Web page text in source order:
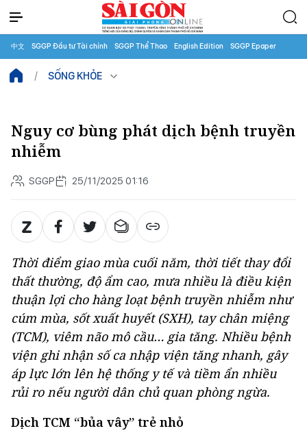
中文 SGGP Đầu tư Tài chính SGGP Thể Thao English Edition SGGP Epaper
SỐNG KHỎE
Nguy cơ bùng phát dịch bệnh truyền
nhiễm
SGGP 25/11/2025 01:16
Thời điểm giao mùa cuối năm, thời tiết thay đổi
thất thường, độ ẩm cao, mưa nhiều là điều kiện
thuận lợi cho hàng loạt bệnh truyền nhiễm như
cúm mùa, sốt xuất huyết (SXH), tay chân miệng
(TCM), viêm não mô cầu… gia tăng. Nhiều bệnh
viện ghi nhận số ca nhập viện tăng nhanh, gây
áp lực lớn lên hệ thống y tế và tiềm ẩn nhiều
rủi ro nếu người dân chủ quan phòng ngừa.
Dịch TCM “bủa vây” trẻ nhỏ